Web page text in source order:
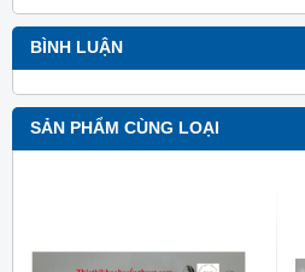
BÌNH LUẬN
SẢN PHẨM CÙNG LOẠI